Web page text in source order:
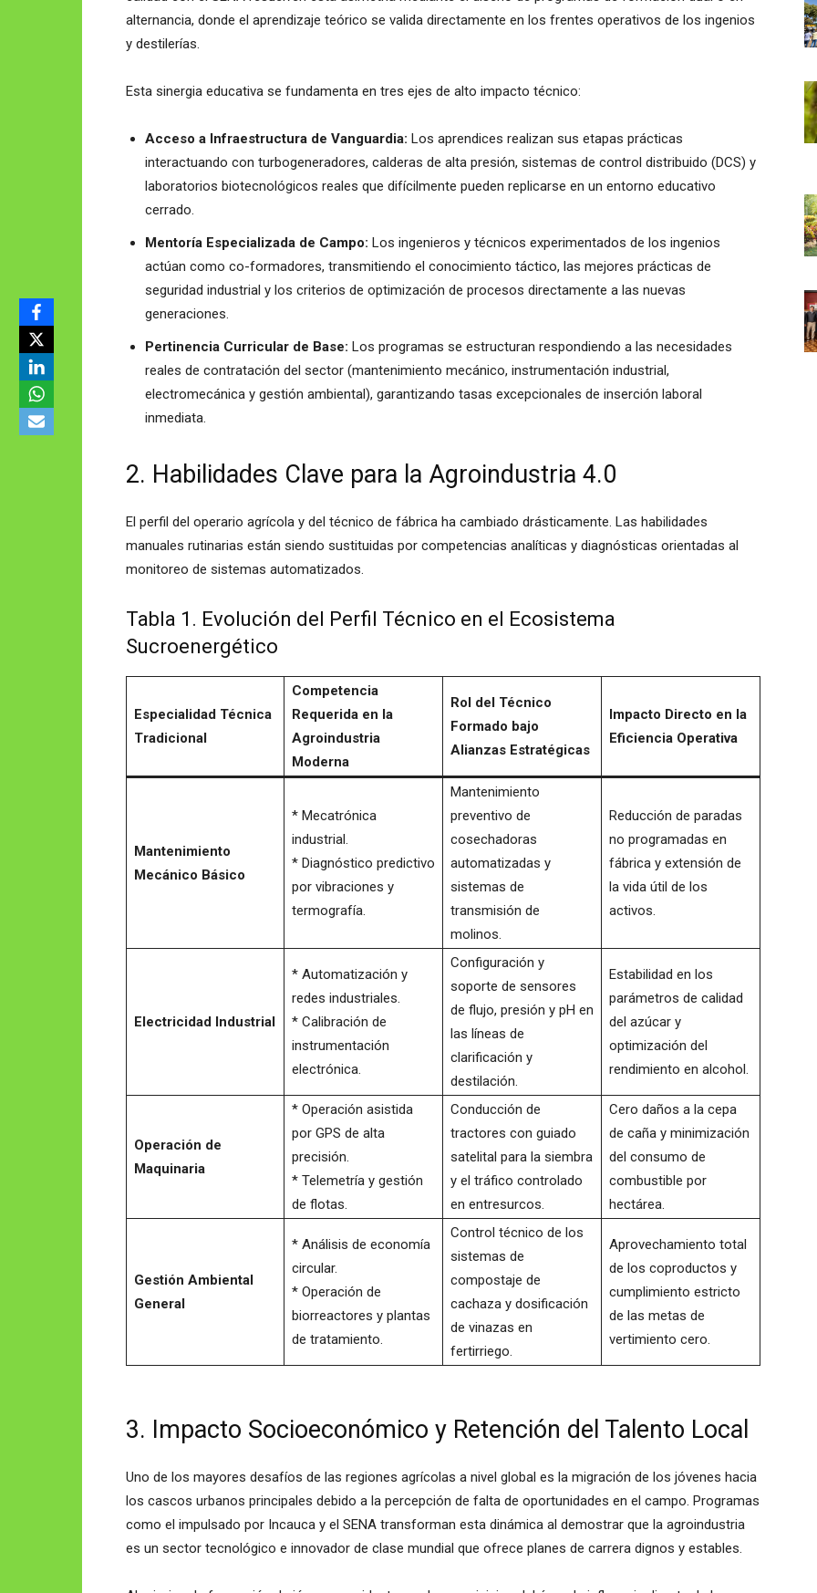
alternancia, donde el aprendizaje teórico se valida directamente en los frentes operativos de los ingenios
y destilerías.
Esta sinergia educativa se fundamenta en tres ejes de alto impacto técnico:
Acceso a Infraestructura de Vanguardia: Los aprendices realizan sus etapas prácticas
interactuando con turbogeneradores, calderas de alta presión, sistemas de control distribuido (DCS) y
laboratorios biotecnológicos reales que difícilmente pueden replicarse en un entorno educativo
cerrado.
Mentoría Especializada de Campo: Los ingenieros y técnicos experimentados de los ingenios
actúan como co-formadores, transmitiendo el conocimiento táctico, las mejores prácticas de
seguridad industrial y los criterios de optimización de procesos directamente a las nuevas
generaciones.
Pertinencia Curricular de Base: Los programas se estructuran respondiendo a las necesidades
reales de contratación del sector (mantenimiento mecánico, instrumentación industrial,
electromecánica y gestión ambiental), garantizando tasas excepcionales de inserción laboral
inmediata.
2. Habilidades Clave para la Agroindustria 4.0
El perfil del operario agrícola y del técnico de fábrica ha cambiado drásticamente. Las habilidades
manuales rutinarias están siendo sustituidas por competencias analíticas y diagnósticas orientadas al
monitoreo de sistemas automatizados.
Tabla 1. Evolución del Perfil Técnico en el Ecosistema
Sucroenergético
Especialidad Técnica
Tradicional
Competencia
Requerida en la
Agroindustria
Moderna
Rol del Técnico
Formado bajo
Alianzas Estratégicas
Impacto Directo en la
Eficiencia Operativa
Mantenimiento
Mecánico Básico
* Mecatrónica
industrial.
* Diagnóstico predictivo
por vibraciones y
termografía.
Mantenimiento
preventivo de
cosechadoras
automatizadas y
sistemas de
transmisión de
molinos.
Reducción de paradas
no programadas en
fábrica y extensión de
la vida útil de los
activos.
Electricidad Industrial
* Automatización y
redes industriales.
* Calibración de
instrumentación
electrónica.
Configuración y
soporte de sensores
de flujo, presión y pH en
las líneas de
clarificación y
destilación.
Estabilidad en los
parámetros de calidad
del azúcar y
optimización del
rendimiento en alcohol.
Operación de
Maquinaria
* Operación asistida
por GPS de alta
precisión.
* Telemetría y gestión
de flotas.
Conducción de
tractores con guiado
satelital para la siembra
y el tráfico controlado
en entresurcos.
Cero daños a la cepa
de caña y minimización
del consumo de
combustible por
hectárea.
Gestión Ambiental
General
* Análisis de economía
circular.
* Operación de
biorreactores y plantas
de tratamiento.
Control técnico de los
sistemas de
compostaje de
cachaza y dosificación
de vinazas en
fertirriego.
Aprovechamiento total
de los coproductos y
cumplimiento estricto
de las metas de
vertimiento cero.
3. Impacto Socioeconómico y Retención del Talento Local
Uno de los mayores desafíos de las regiones agrícolas a nivel global es la migración de los jóvenes hacia
los cascos urbanos principales debido a la percepción de falta de oportunidades en el campo. Programas
como el impulsado por Incauca y el SENA transforman esta dinámica al demostrar que la agroindustria
es un sector tecnológico e innovador de clase mundial que ofrece planes de carrera dignos y estables.